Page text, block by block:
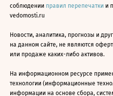
соблюдении правил перепечатки и
vedomosti.ru
Новости, аналитика, прогнозы и
на данном сайте, не являются
или продаже каких-либо активов.
На информационном ресурсе
технологии (информационные
информации на основе сбора,